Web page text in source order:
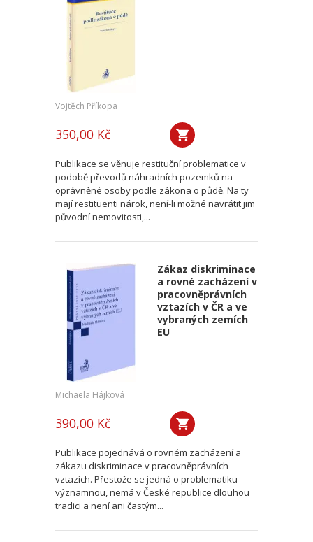
Vojtěch Příkopa
350,00 Kč
Publikace se věnuje restituční problematice v
podobě převodů náhradních pozemků na
oprávněné osoby podle zákona o půdě. Na ty
mají restituenti nárok, není-li možné navrátit jim
původní nemovitosti,...
Zákaz diskriminace
a rovné zacházení v
pracovněprávních
vztazích v ČR a ve
vybraných zemích
EU
Michaela Hájková
390,00 Kč
Publikace pojednává o rovném zacházení a
zákazu diskriminace v pracovněprávních
vztazích. Přestože se jedná o problematiku
významnou, nemá v České republice dlouhou
tradici a není ani častým...